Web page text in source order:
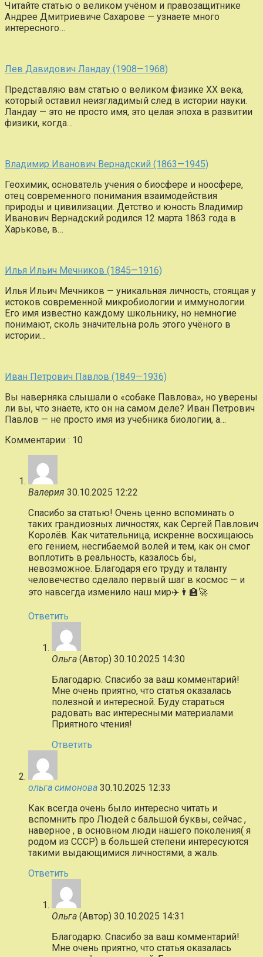
Читайте статью о великом учёном и правозащитнике
Андрее Дмитриевиче Сахарове — узнаете много
интересного…
Лев Давидович Ландау (1908—1968)
Представляю вам статью о великом физике XX века,
который оставил неизгладимый след в истории науки.
Ландау — это не просто имя, это целая эпоха в развитии
физики, когда…
Владимир Иванович Вернадский (1863—1945)
Геохимик, основатель учения о биосфере и ноосфере,
отец современного понимания взаимодействия
природы и цивилизации. Детство и юность Владимир
Иванович Вернадский родился 12 марта 1863 года в
Харькове, в…
Илья Ильич Мечников (1845—1916)
Илья Ильич Мечников — уникальная личность, стоящая у
истоков современной микробиологии и иммунологии.
Его имя известно каждому школьнику, но немногие
понимают, сколь значительна роль этого учёного в
истории…
Иван Петрович Павлов (1849—1936)
Вы наверняка слышали о «собаке Павлова», но уверены
ли вы, что знаете, кто он на самом деле? Иван Петрович
Павлов — не просто имя из учебника биологии, а…
Комментарии : 10
Валерия 30.10.2025 12:22
Спасибо за статью! Очень ценно вспоминать о
таких грандиозных личностях, как Сергей Павлович
Королёв. Как читательница, искренне восхищаюсь
его гением, несгибаемой волей и тем, как он смог
воплотить в реальность, казалось бы,
невозможное. Благодаря его труду и таланту
человечество сделало первый шаг в космос — и
это навсегда изменило наш мир✈️👨‍🏫🚀
Ответить
Ольга (Автор) 30.10.2025 14:30
Благодарю. Спасибо за ваш комментарий!
Мне очень приятно, что статья оказалась
полезной и интересной. Буду стараться
радовать вас интересными материалами.
Приятного чтения!
Ответить
ольга симонова 30.10.2025 12:33
Как всегда очень было интересно читать и
вспомнить про Людей с бальшой буквы, сейчас ,
наверное , в основном люди нашего поколения( я
родом из СССР) в большей степени интересуются
такими выдающимися личностями, а жаль.
Ответить
Ольга (Автор) 30.10.2025 14:31
Благодарю. Спасибо за ваш комментарий!
Мне очень приятно, что статья оказалась